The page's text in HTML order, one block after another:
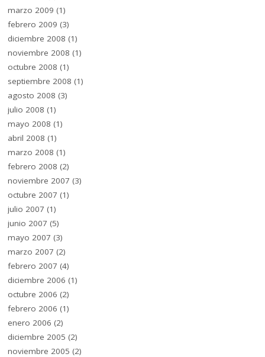
marzo 2009 (1)
febrero 2009 (3)
diciembre 2008 (1)
noviembre 2008 (1)
octubre 2008 (1)
septiembre 2008 (1)
agosto 2008 (3)
julio 2008 (1)
mayo 2008 (1)
abril 2008 (1)
marzo 2008 (1)
febrero 2008 (2)
noviembre 2007 (3)
octubre 2007 (1)
julio 2007 (1)
junio 2007 (5)
mayo 2007 (3)
marzo 2007 (2)
febrero 2007 (4)
diciembre 2006 (1)
octubre 2006 (2)
febrero 2006 (1)
enero 2006 (2)
diciembre 2005 (2)
noviembre 2005 (2)